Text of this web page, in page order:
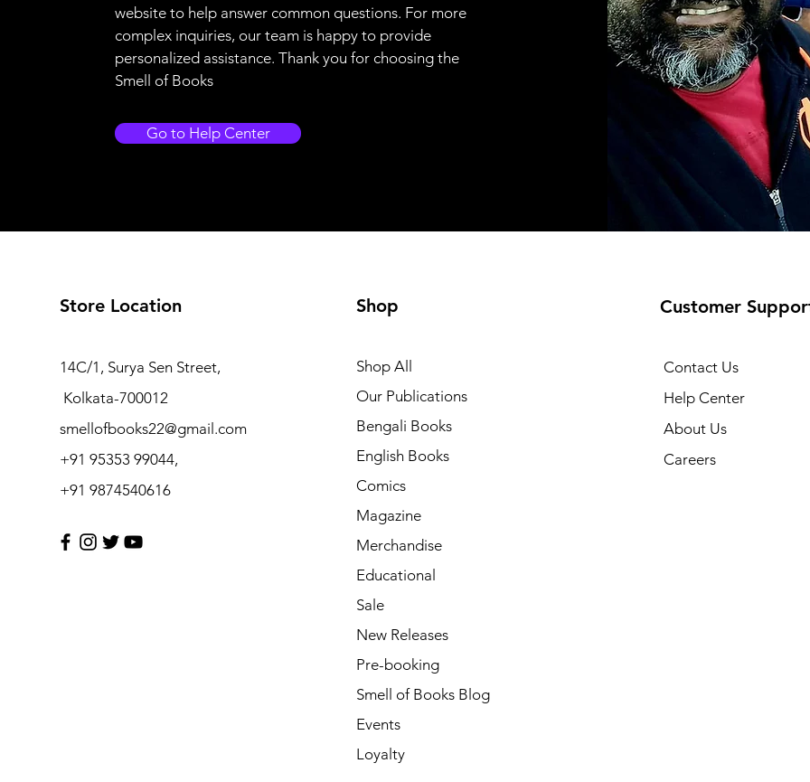
website to help answer common questions. For more
complex inquiries, our team is happy to provide
personalized assistance. Thank you for choosing the
Smell of Books
Go to Help Center
Store Location
14C/1, Surya Sen Street,
Kolkata-700012
smellofbooks22@gmail.com
+91 95353 99044,
+91 9874540616
Shop
Shop All
Our Publications
Bengali Books
English Books
Comics
Magazine
Merchandise
Educational
Sale
New Releases
Pre-booking
Smell of Books Blog
Events
Loyalty
Customer
Contact Us
Help Center
About Us
Careers